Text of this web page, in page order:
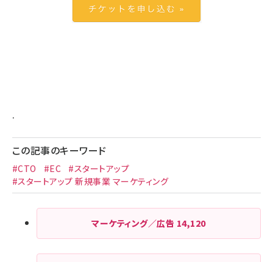
.
この記事のキーワード
#CTO #EC
#スタートアップ
#スタートアップ 新規事業 マーケティング
マーケティング／広告 14,120